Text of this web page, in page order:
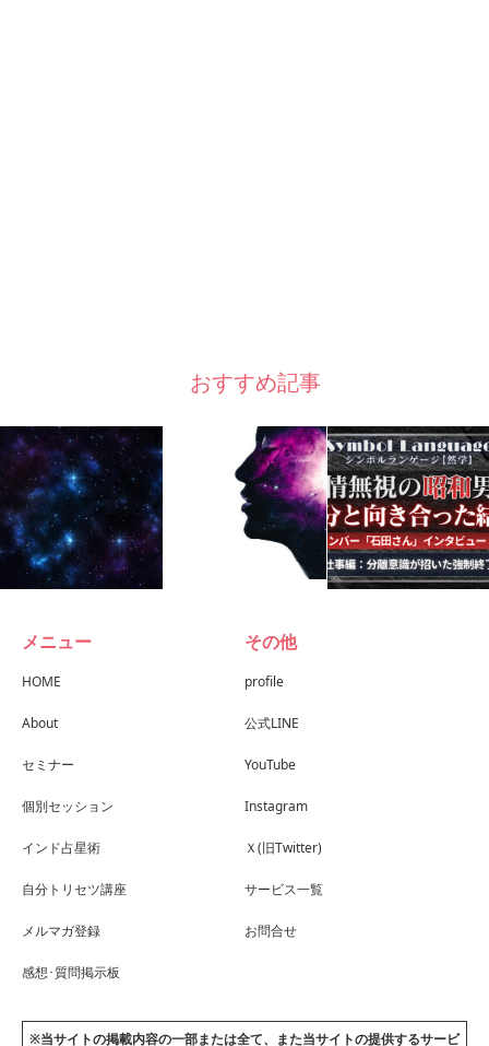
おすすめ記事
メニュー
HOME
About
セミナー
個別セッション
インド占星術
自分トリセツ講座
メルマガ登録
感想･質問掲示板
その他
profile
公式LINE
YouTube
Instagram
Ｘ(旧Twitter)
サービス一覧
お問合せ
※当サイトの掲載内容の一部または全て、また当サイトの提供するサービ